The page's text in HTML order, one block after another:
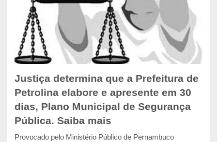
Justiça determina que a Prefeitura de
Petrolina elabore e apresente em 30
dias, Plano Municipal de Segurança
Pública. Saiba mais
Provocado pelo Ministério Público de Pernambuco